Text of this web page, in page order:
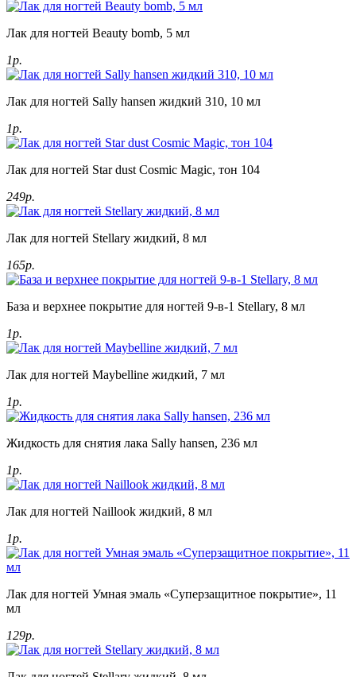
Лак для ногтей Beauty bomb, 5 мл
1р.
Лак для ногтей Sally hansen жидкий 310, 10 мл
1р.
Лак для ногтей Star dust Cosmic Magic, тон 104
249р.
Лак для ногтей Stellary жидкий, 8 мл
165р.
База и верхнее покрытие для ногтей 9-в-1 Stellary, 8 мл
1р.
Лак для ногтей Maybelline жидкий, 7 мл
1р.
Жидкость для снятия лака Sally hansen, 236 мл
1р.
Лак для ногтей Naillook жидкий, 8 мл
1р.
Лак для ногтей Умная эмаль «Суперзащитное покрытие», 11
мл
129р.